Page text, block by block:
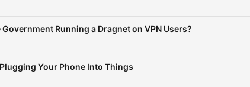
Government Running a Dragnet on VPN Users?
Your Phone Into Things